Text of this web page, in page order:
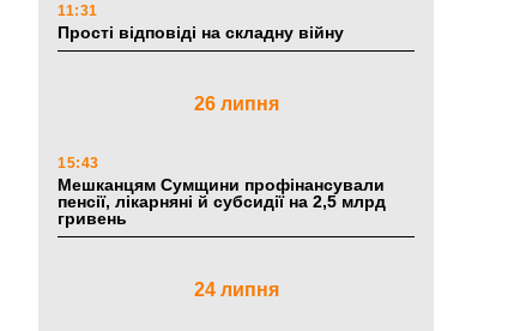
11:31
Прості відповіді на складну війну
26 липня
15:43
Мешканцям Сумщини профінансували
пенсії, лікарняні й субсидії на 2,5 млрд
гривень
24 липня